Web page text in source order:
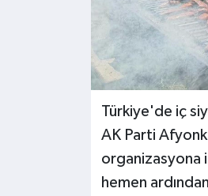
Türkiye'de iç
AK Parti
organizasyona
hemen